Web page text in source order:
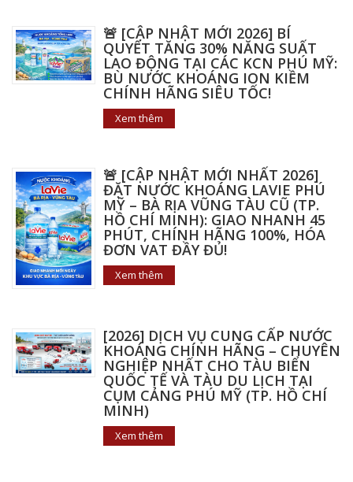
🚨 [CẬP NHẬT MỚI 2026] BÍ
QUYẾT TĂNG 30% NĂNG SUẤT
LAO ĐỘNG TẠI CÁC KCN PHÚ MỸ:
BÙ NƯỚC KHOÁNG ION KIỀM
CHÍNH HÃNG SIÊU TỐC!
Xem thêm
🚨 [CẬP NHẬT MỚI NHẤT 2026]
ĐẶT NƯỚC KHOÁNG LAVIE PHÚ
MỸ – BÀ RỊA VŨNG TÀU CŨ (TP.
HỒ CHÍ MINH): GIAO NHANH 45
PHÚT, CHÍNH HÃNG 100%, HÓA
ĐƠN VAT ĐẦY ĐỦ!
Xem thêm
[2026] DỊCH VỤ CUNG CẤP NƯỚC
KHOÁNG CHÍNH HÃNG – CHUYÊN
NGHIỆP NHẤT CHO TÀU BIỂN
QUỐC TẾ VÀ TÀU DU LỊCH TẠI
CỤM CẢNG PHÚ MỸ (TP. HỒ CHÍ
MINH)
Xem thêm